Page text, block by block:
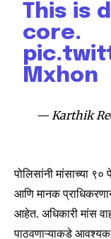
Fans
This is
core.
Mxhon
— Karthik
पोलिसांनी मांसाच्या
आणि मानक
आहेत. अधिकारी मांस
पाठवणाऱ्याकडे आवश्यक